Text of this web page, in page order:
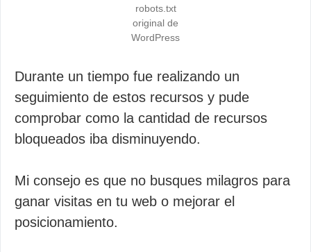
robots.txt
original de
WordPress
Durante un tiempo fue realizando un
seguimiento de estos recursos y pude
comprobar como la cantidad de recursos
bloqueados iba disminuyendo.
Mi consejo es que no busques milagros para
ganar visitas en tu web o mejorar el
posicionamiento.